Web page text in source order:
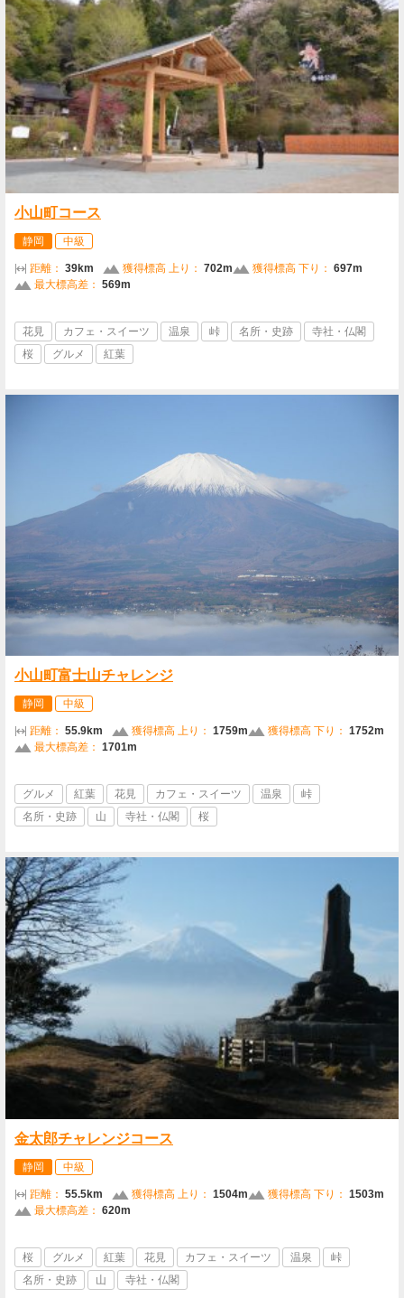
小山町コース
静岡 中級
距離： 39km 獲得標高 上り： 702m 獲得標高 下り： 697m
最大標高差： 569m
花見 カフェ・スイーツ 温泉 峠 名所・史跡
寺社・仏閣
桜
グルメ 紅葉
小山町富士山チャレンジ
静岡 中級
距離： 55.9km 獲得標高 上り： 1759m 獲得標高 下り： 1752m
最大標高差： 1701m
グルメ 紅葉 花見 カフェ・スイーツ 温泉
峠
名所・史跡
山 寺社・仏閣 桜
金太郎チャレンジコース
静岡 中級
距離： 55.5km 獲得標高 上り： 1504m 獲得標高 下り： 1503m
最大標高差： 620m
桜 グルメ 紅葉 花見 カフェ・スイーツ 温泉
峠
名所・史跡
山 寺社・仏閣